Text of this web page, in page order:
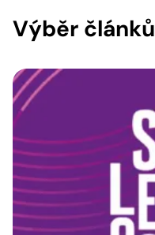
Výběr článků